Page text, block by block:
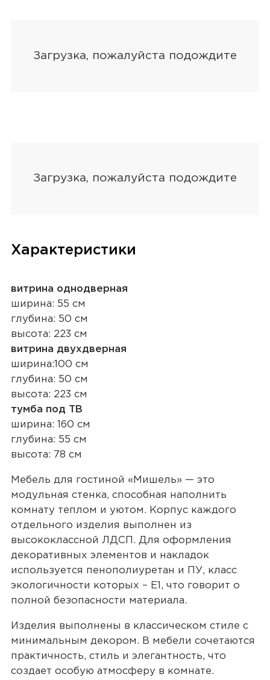
Характеристики
витрина однодверная
ширина: 55 см
глубина: 50 см
высота: 223 см
витрина двухдверная
ширина:100 см
глубина: 50 см
высота: 223 см
тумба под ТВ
ширина: 160 см
глубина: 55 см
высота: 78 см
Мебель для гостиной «Мишель» — это
модульная стенка, способная наполнить
комнату теплом и уютом. Корпус каждого
отдельного изделия выполнен из
высококлассной ЛДСП. Для оформления
декоративных элементов и накладок
используется пенополиуретан и ПУ, класс
экологичности которых – Е1, что говорит о
полной безопасности материала.
Изделия выполнены в классическом стиле с
минимальным декором. В мебели сочетаются
практичность, стиль и элегантность, что
создает особую атмосферу в комнате.